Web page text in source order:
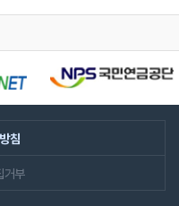
침
거부